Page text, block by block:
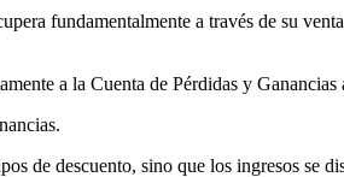
fundamentalmente a través de su
a la Cuenta de Pérdidas y Ganancias
de descuento, sino que los ingresos se